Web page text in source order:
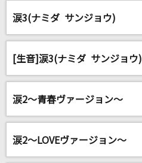
涙3(ナミダ サンジョウ)
[生音]涙3(ナミダ サンジョウ)
涙2～青春ヴァージョン～
涙2～LOVEヴァージョン～